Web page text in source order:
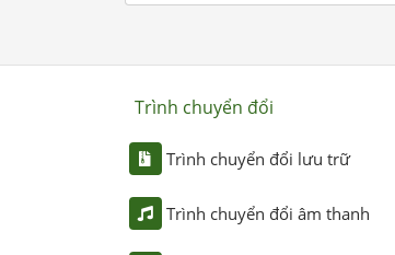
Trình chuyển đổi
Trình chuyển đổi lưu trữ
Trình chuyển đổi âm thanh